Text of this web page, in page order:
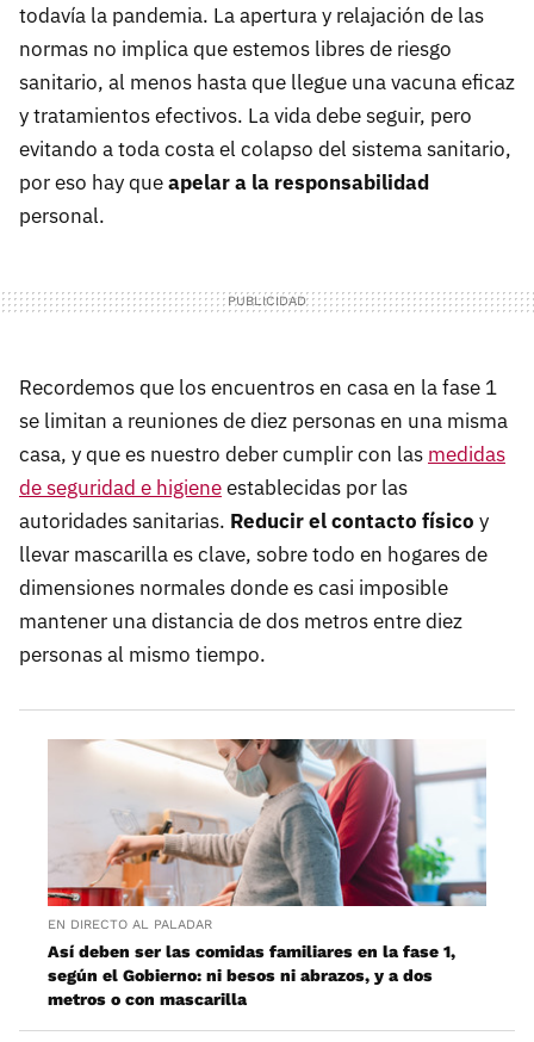
todavía la pandemia. La apertura y relajación de las
normas no implica que estemos libres de riesgo
sanitario, al menos hasta que llegue una vacuna eficaz
y tratamientos efectivos. La vida debe seguir, pero
evitando a toda costa el colapso del sistema sanitario,
por eso hay queapelar a la responsabilidad
personal.
Recordemos que los encuentros en casa en la fase 1
se limitan a reuniones de diez personas en una misma
casa, y que es nuestro deber cumplir con las medidas
de seguridad e higieneestablecidas por las
autoridades sanitarias. Reducir el contacto físico y
llevar mascarilla es clave, sobre todo en hogares de
dimensiones normales donde es casi imposible
mantener una distancia de dos metros entre diez
personas al mismo tiempo.
EN DIRECTO AL PALADAR
Así deben ser las comidas familiares en la fase 1,
según el Gobierno: ni besos ni abrazos, y a dos
metros o con mascarilla